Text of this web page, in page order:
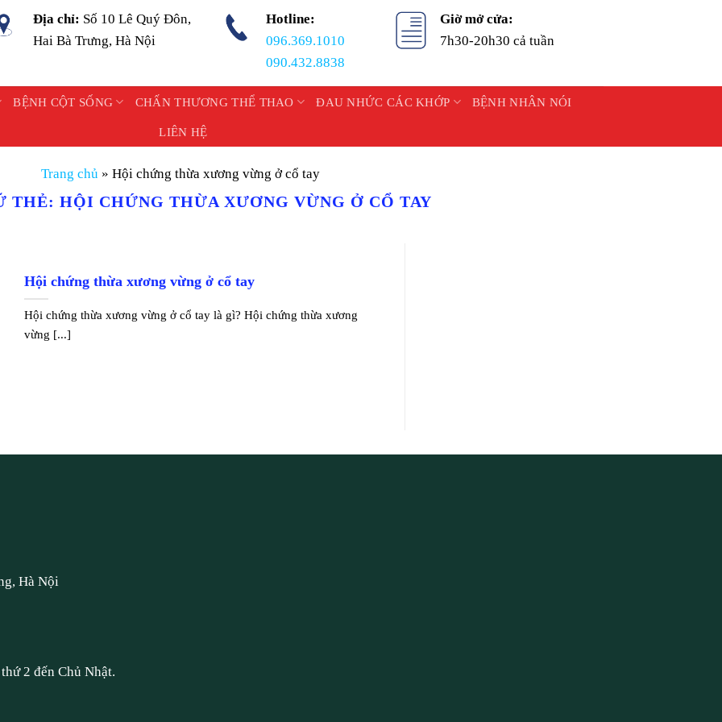
Địa chỉ: Số 10 Lê Quý Đôn,
Hai Bà Trưng, Hà Nội
Hotline:
096.369.1010
090.432.8838
Giờ mở cửa:
7h30-20h30 cả tuần
BỆNH CỘT SỐNG CHẤN THƯƠNG THỂ THAO ĐAU NHỨC CÁC KHỚP BỆNH NHÂN NÓI
LIÊN HỆ
Trang chủ » Hội chứng thừa xương vừng ở cổ tay
THẺ:HỘI CHỨNG THỪA XƯƠNG VỪNG Ở CỔ TAY
Hội chứng thừa xương vừng ở cổ tay
Hội chứng thừa xương vừng ở cổ tay là gì? Hội chứng thừa xương
vừng [...]
Hà Nội
2 đến Chủ Nhật.